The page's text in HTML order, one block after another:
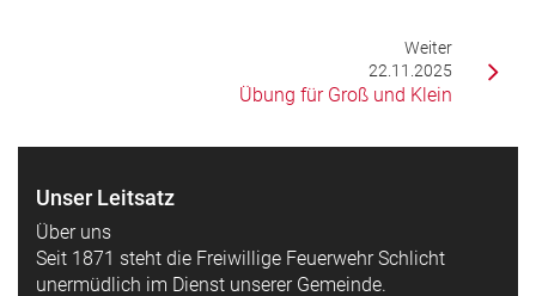
Weiter
22.11.2025
Übung für Groß und Klein
Unser Leitsatz
Über uns
Seit 1871 steht die Freiwillige Feuerwehr Schlicht
unermüdlich im Dienst unserer Gemeinde.